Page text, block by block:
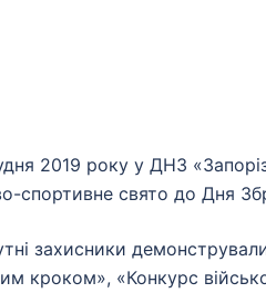
2019 року у ДНЗ
спортивне свято до Дня
захисники демонстрували
кроком», «Конкурс